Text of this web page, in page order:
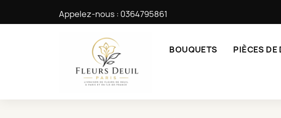
Appelez-nous : 0364795861
BOUQUETS PIÈCES DE